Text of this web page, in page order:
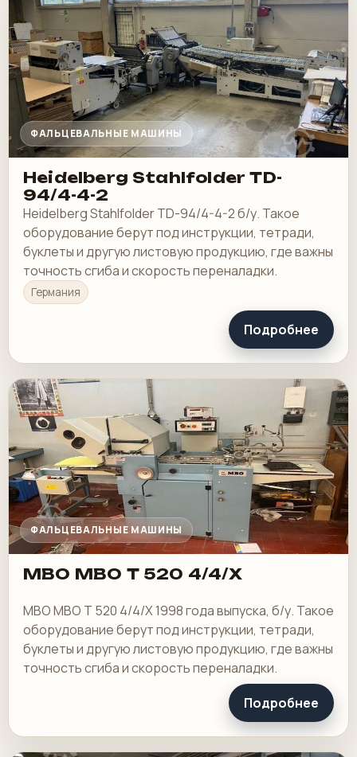
ФАЛЬЦЕВАЛЬНЫЕ МАШИНЫ
Heidelberg Stahlfolder TD-
94/4-4-2
Heidelberg Stahlfolder TD-94/4-4-2 б/у. Такое
оборудование берут под инструкции, тетради,
буклеты и другую листовую продукцию, где важны
точность сгиба и скорость переналадки.
Германия
Подробнее
ФАЛЬЦЕВАЛЬНЫЕ МАШИНЫ
MBO MBO T 520 4/4/X
MBO MBO T 520 4/4/X 1998 года выпуска, б/у. Такое
оборудование берут под инструкции, тетради,
буклеты и другую листовую продукцию, где важны
точность сгиба и скорость переналадки.
Подробнее